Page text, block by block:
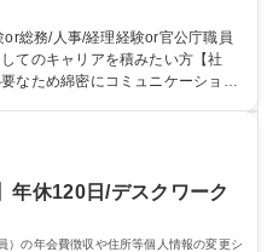
の業務をお任せいたします。研修
業務詳細 【業務詳細】■
の運営に係る管理業務 ■収益部
駅西口広場の「イベントコーナ
業 ※入社後は上記いずれかの部門
職種 【都庁グル
間未満／有給年平均16日取得
総務/人事/経理経験or官公庁職員
てのキャリアを積みたい方【社
なため綿密にコミュニケーション
。 ■様々なプロジェクト：駐車場
た照明を兼ねた広告「ブライトサ
を生み出す活動を積極的に行って
年休120日/デスクワーク
）の年会費徴収や住所等個人情報の変更シ